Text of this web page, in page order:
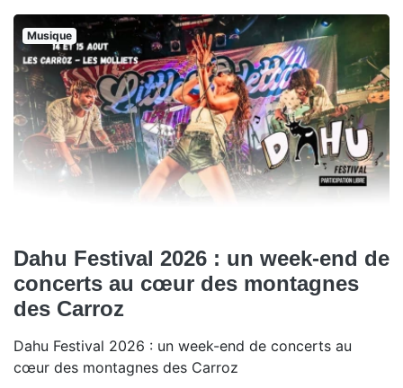
Musique
Dahu Festival 2026 : un week-end de
concerts au cœur des montagnes
des Carroz
Dahu Festival 2026 : un week-end de concerts au
cœur des montagnes des Carroz